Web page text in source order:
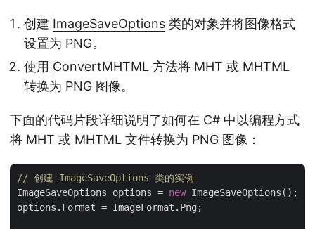
创建 ImageSaveOptions 类的对象并将图像格式
设置为 PNG。
使用 ConvertMHTML 方法将 MHT 或 MHTML
转换为 PNG 图像。
下面的代码片段详细说明了如何在 C# 中以编程方式
将 MHT 或 MHTML 文件转换为 PNG 图像：
// 创建 ImageSaveOptions 类的实例
ImageSaveOptions options = new ImageSaveOptions();
options.Format = ImageFormat.Png;